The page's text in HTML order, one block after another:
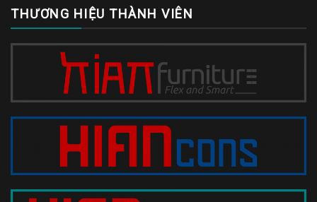
THƯƠNG HIỆU THÀNH VIÊN